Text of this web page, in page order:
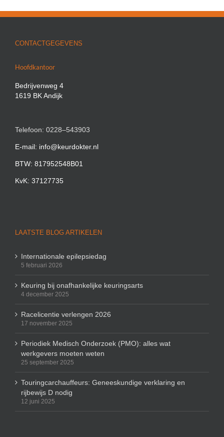
CONTACTGEGEVENS
Hoofdkantoor
Bedrijvenweg 4
1619 BK Andijk
Telefoon: 0228–543903
E-mail: info@keurdokter.nl
BTW: 817952548B01
KvK: 37127735
LAATSTE BLOG ARTIKELEN
Internationale epilepsiedag
5 februari 2026
Keuring bij onafhankelijke keuringsarts
4 december 2025
Racelicentie verlengen 2026
17 november 2025
Periodiek Medisch Onderzoek (PMO): alles wat
werkgevers moeten weten
25 september 2025
Touringcarchauffeurs: Geneeskundige verklaring en
rijbewijs D nodig
12 juni 2025